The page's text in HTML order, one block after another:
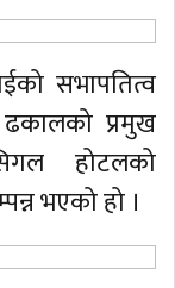
सभापतित्व
प्रमुख
होटलको
भएको हो ।